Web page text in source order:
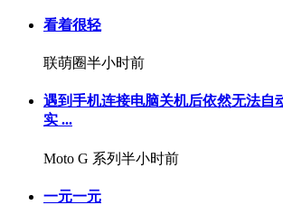
看着很轻
联萌圈半小时前
遇到手机连接电脑关机后依然无法自
实 ...
Moto G 系列 半小时前
一元一元